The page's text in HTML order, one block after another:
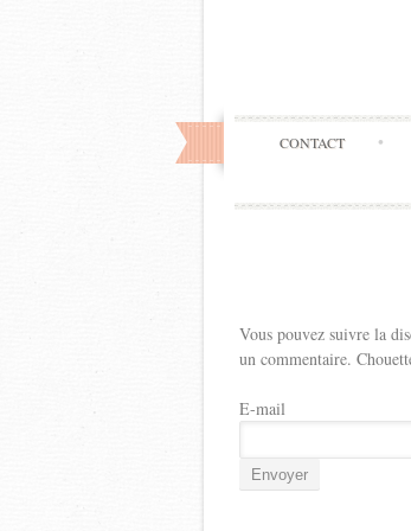
CONTACT
Vous pouvez suivre la
un commentaire.
E-mail